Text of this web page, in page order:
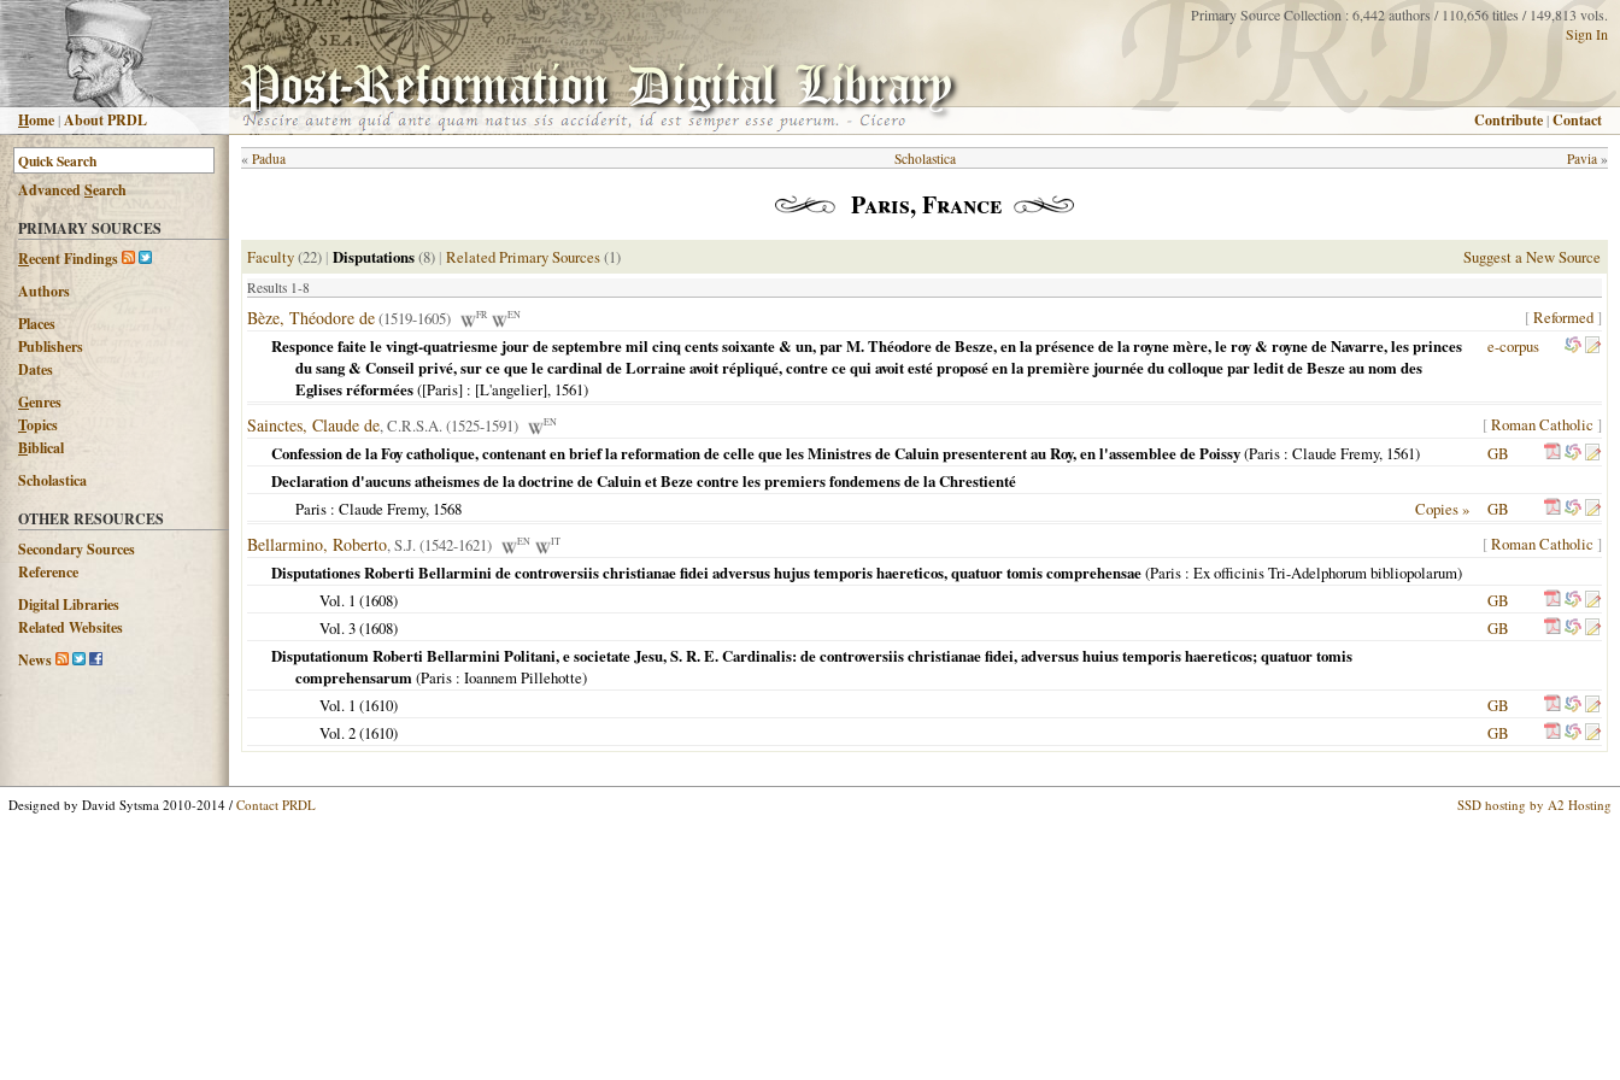
Home|About PRDL
Primary Source Collection : 6,442 authors / 110,656 titles / 149,813 vols.
Sign In
Contribute |Contact
AdvancedSearch
PRIMARY SOURCES
Recent Findings
Authors
Places
Publishers
Dates
Genres
Topics
Biblical
Scholastica
OTHER RESOURCES
Secondary Sources
Reference
Digital Libraries
Related Websites
News
« Padua Pavia »
Scholastica
Paris, France
Faculty(22) | Disputations(8) | Related Primary Sources(1) Suggest a New Source
Results 1-8
Bèze, Théodore de(1519-1605) FR EN [Reformed ]
Responce faite le vingt-quatriesme jour de septembre mil cinq cents soixante & un, par M. Théodore de Besze, en la présence de la royne mère, le roy & royne de Navarre, les princes
du sang & Conseil privé, sur ce que le cardinal de Lorraine avoit répliqué, contre ce qui avoit esté proposé en la première journée du colloque par ledit de Besze au nom des
Eglises réformées([Paris] : [L'angelier], 1561)
e-corpus
Sainctes, Claude de, C.R.S.A. (1525-1591) EN [Roman Catholic ]
Confession de la Foy catholique, contenant en brief la reformation de celle que les Ministres de Caluin presenterent au Roy, en l'assemblee de Poissy(Paris : Claude Fremy, 1561)
GB
Declaration d'aucuns atheismes de la doctrine de Caluin et Beze contre les premiers fondemens de la Chrestienté
Paris : Claude Fremy, 1568 Copies » GB
Bellarmino, Roberto, S.J. (1542-1621) EN IT [Roman Catholic ]
Disputationes Roberti Bellarmini de controversiis christianae fidei adversus hujus temporis haereticos, quatuor tomis comprehensae(Paris : Ex officinis Tri-Adelphorum bibliopolarum)
Vol. 1 (1608)
GB
Vol. 3 (1608)
GB
Disputationum Roberti Bellarmini Politani, e societate Jesu, S. R. E. Cardinalis: de controversiis christianae fidei, adversus huius temporis haereticos; quatuor tomis
comprehensarum(Paris : Ioannem Pillehotte)
Vol. 1 (1610)
GB
Vol. 2 (1610) GB
Designed by David Sytsma 2010-2014 / Contact PRDL SSD hosting by A2 Hosting